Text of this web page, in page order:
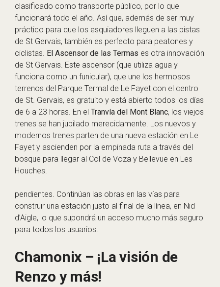
clasificado como transporte público, por lo que
funcionará todo el año. Así que, además de ser muy
práctico para que los esquiadores lleguen a las pistas
de St Gervais, también es perfecto para peatones y
ciclistas. El Ascensor de las Termas es otra innovación
de St Gervais. Este ascensor (que utiliza agua y
funciona como un funicular), que une los hermosos
terrenos del Parque Termal de Le Fayet con el centro
de St. Gervais, es gratuito y está abierto todos los días
de 6 a 23 horas. En el Tranvía del Mont Blanc, los viejos
trenes se han jubilado merecidamente. Los nuevos y
modernos trenes parten de una nueva estación en Le
Fayet y ascienden por la empinada ruta a través del
bosque para llegar al Col de Voza y Bellevue en Les
Houches.
pendientes. Continúan las obras en las vías para
construir una estación justo al final de la línea, en Nid
d’Aigle, lo que supondrá un acceso mucho más seguro
para todos los usuarios.
Chamonix – ¡La visión de
Renzo y más!